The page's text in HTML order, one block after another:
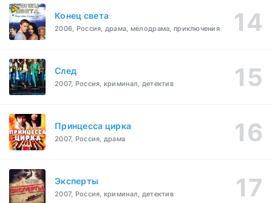
Конец света
2006, Россия, драма, мелодрама, приключения
След
2007, Россия, криминал, детектив
Принцесса цирка
2007, Россия, драма
Эксперты
2007, Россия, криминал, детектив